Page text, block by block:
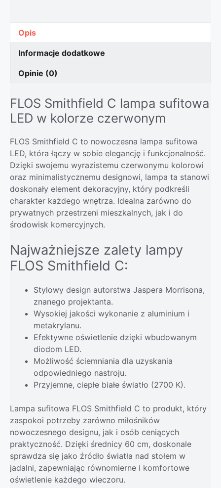
Opis
Informacje dodatkowe
Opinie (0)
FLOS Smithfield C lampa sufitowa
LED w kolorze czerwonym
FLOS Smithfield C to nowoczesna lampa sufitowa
LED, która łączy w sobie elegancję i funkcjonalność.
Dzięki swojemu wyrazistemu czerwonymu kolorowi
oraz minimalistycznemu designowi, lampa ta stanowi
doskonały element dekoracyjny, który podkreśli
charakter każdego wnętrza. Idealna zarówno do
prywatnych przestrzeni mieszkalnych, jak i do
środowisk komercyjnych.
Najważniejsze zalety lampy
FLOS Smithfield C:
Stylowy design autorstwa Jaspera Morrisona,
znanego projektanta.
Wysokiej jakości wykonanie z aluminium i
metakrylanu.
Efektywne oświetlenie dzięki wbudowanym
diodom LED.
Możliwość ściemniania dla uzyskania
odpowiedniego nastroju.
Przyjemne, ciepłe białe światło (2700 K).
Lampa sufitowa FLOS Smithfield C to produkt, który
zaspokoi potrzeby zarówno miłośników
nowoczesnego designu, jak i osób ceniących
praktyczność. Dzięki średnicy 60 cm, doskonale
sprawdza się jako źródło światła nad stołem w
jadalni, zapewniając równomierne i komfortowe
oświetlenie każdego wieczoru.